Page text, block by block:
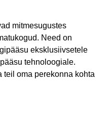
mitmesugustes
Need on
eksklusiivsetele
tehnoloogiale.
teil oma perekonna kohta